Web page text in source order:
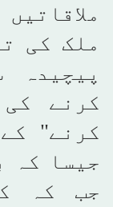
ملک کی
کرنے
کرنے"
جیسا کہ
جب کہ